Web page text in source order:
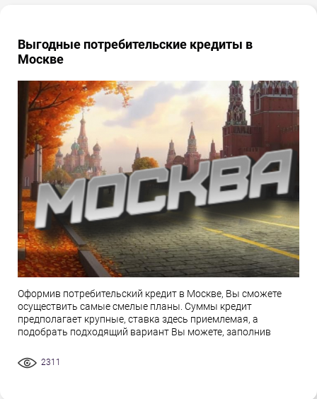
Выгодные потребительские кредиты в
Москве
Оформив потребительский кредит в Москве, Вы сможете
осуществить самые смелые планы. Суммы кредит
предполагает крупные, ставка здесь приемлемая, а
подобрать подходящий вариант Вы можете, заполнив
2311